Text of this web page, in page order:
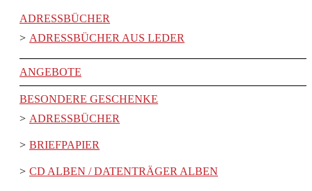
ADRESSBÜCHER
ADRESSBÜCHER AUS LEDER
ANGEBOTE
BESONDERE GESCHENKE
ADRESSBÜCHER
BRIEFPAPIER
CD ALBEN / DATENTRÄGER ALBEN